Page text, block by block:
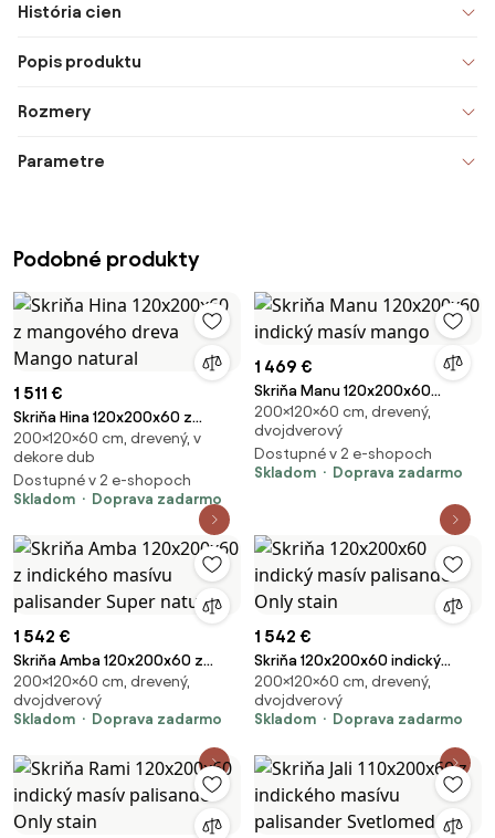
História cien
Popis produktu
Rozmery
Parametre
Podobné produkty
1 511 €
Skriňa Hina 120x200x60 z
mangového dreva Mango
natural
200×120×60 cm, drevený, v
dekore dub
Dostupné v 2 e-shopoch
Skladom
Doprava zadarmo
1 469 €
Skriňa Manu 120x200x60
indický masív mango
200×120×60 cm, drevený,
dvojdverový
Dostupné v 2 e-shopoch
Skladom
Doprava zadarmo
1 542 €
Skriňa Amba 120x200x60 z
indického masívu palisander
Super natural
200×120×60 cm, drevený,
dvojdverový
Skladom
Doprava zadarmo
1 542 €
Skriňa 120x200x60 indický
masív palisander Only stain
200×120×60 cm, drevený,
dvojdverový
Skladom
Doprava zadarmo